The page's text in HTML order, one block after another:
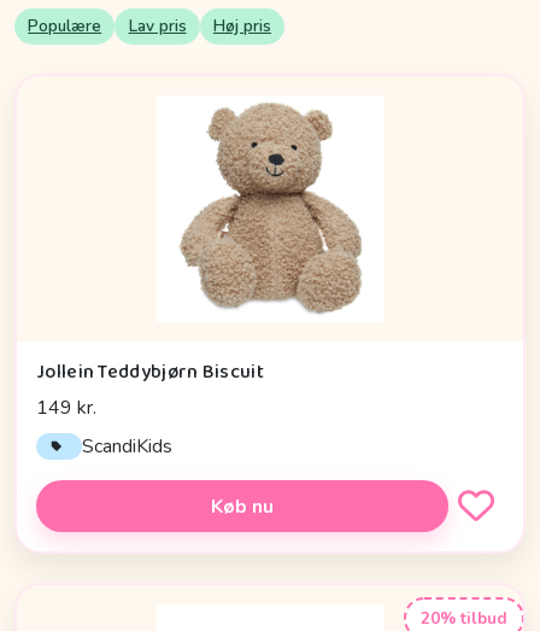
Populære Lav pris Høj pris
Jollein Teddybjørn Biscuit
149 kr.
ScandiKids
Køb nu
20% tilbud